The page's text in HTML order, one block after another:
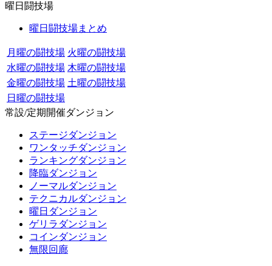
曜日闘技場
曜日闘技場まとめ
月曜の闘技場 火曜の闘技場
水曜の闘技場 木曜の闘技場
金曜の闘技場 土曜の闘技場
日曜の闘技場
常設/定期開催ダンジョン
ステージダンジョン
ワンタッチダンジョン
ランキングダンジョン
降臨ダンジョン
ノーマルダンジョン
テクニカルダンジョン
曜日ダンジョン
ゲリラダンジョン
コインダンジョン
無限回廊